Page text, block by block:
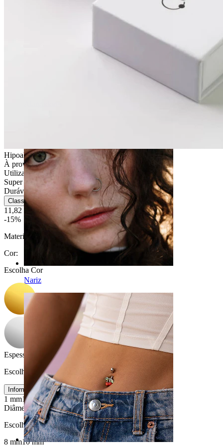
Nariz
Hipoalergénica
À prova de água
Utilização diária
Super fácil
Durável
Classificação
11,82 €
13,90 €
-15%
Material:
Cor:
Escolha Cor
Espessura da barra
Escolha Espessura da barra
Informações sobre o tamanho
1 mm1,2 mm
Diâmetro:
Escolha Diâmetro
8 mm10 mm